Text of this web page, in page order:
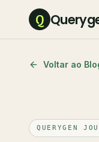
Q
Voltar ao
QUERYGEN